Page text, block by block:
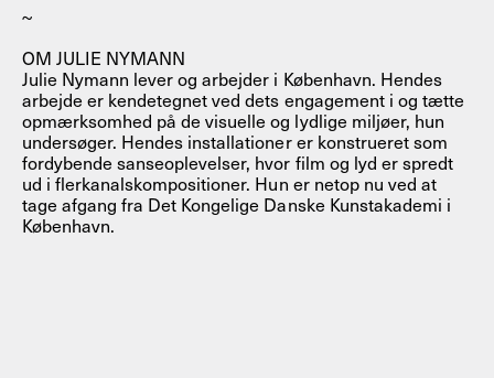
~
OM JULIE NYMANN
Julie Nymann lever og arbejder i København. Hendes
arbejde er kendetegnet ved dets engagement i og tætte
opmærksomhed på de visuelle og lydlige miljøer, hun
undersøger. Hendes installationer er konstrueret som
fordybende sanseoplevelser, hvor film og lyd er spredt
ud i flerkanalskompositioner. Hun er netop nu ved at
tage afgang fra Det Kongelige Danske Kunstakademi i
København.